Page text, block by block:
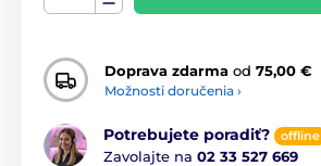
Doprava zdarma od 75,00 €
Možnosti doručenia ›
Potrebujete poradiť? offline
Zavolajte na 02 33 527 669